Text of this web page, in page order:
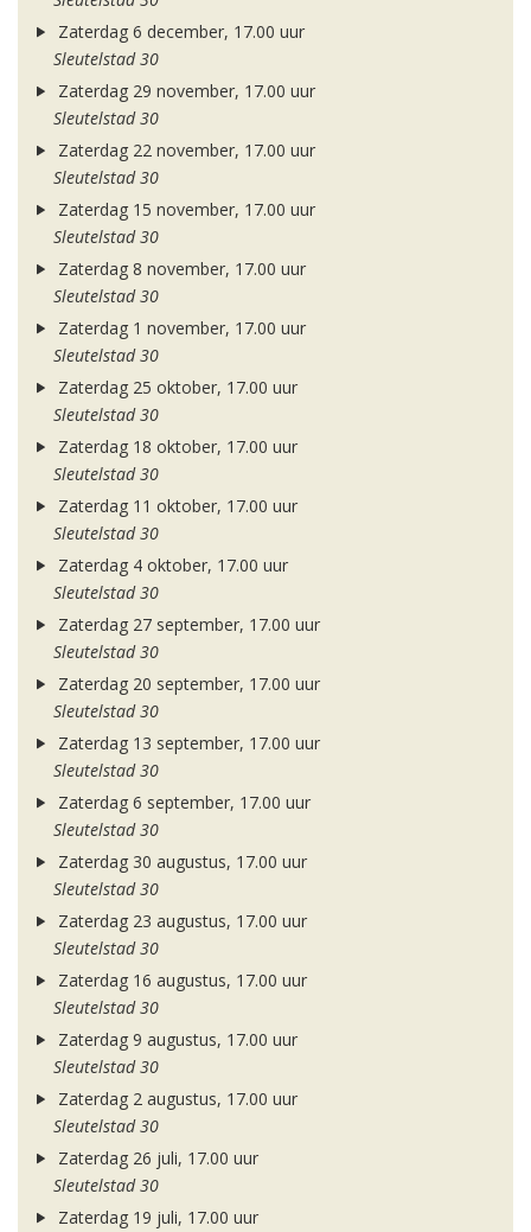
Zaterdag 6 december, 17.00 uur
Sleutelstad 30
Zaterdag 29 november, 17.00 uur
Sleutelstad 30
Zaterdag 22 november, 17.00 uur
Sleutelstad 30
Zaterdag 15 november, 17.00 uur
Sleutelstad 30
Zaterdag 8 november, 17.00 uur
Sleutelstad 30
Zaterdag 1 november, 17.00 uur
Sleutelstad 30
Zaterdag 25 oktober, 17.00 uur
Sleutelstad 30
Zaterdag 18 oktober, 17.00 uur
Sleutelstad 30
Zaterdag 11 oktober, 17.00 uur
Sleutelstad 30
Zaterdag 4 oktober, 17.00 uur
Sleutelstad 30
Zaterdag 27 september, 17.00 uur
Sleutelstad 30
Zaterdag 20 september, 17.00 uur
Sleutelstad 30
Zaterdag 13 september, 17.00 uur
Sleutelstad 30
Zaterdag 6 september, 17.00 uur
Sleutelstad 30
Zaterdag 30 augustus, 17.00 uur
Sleutelstad 30
Zaterdag 23 augustus, 17.00 uur
Sleutelstad 30
Zaterdag 16 augustus, 17.00 uur
Sleutelstad 30
Zaterdag 9 augustus, 17.00 uur
Sleutelstad 30
Zaterdag 2 augustus, 17.00 uur
Sleutelstad 30
Zaterdag 26 juli, 17.00 uur
Sleutelstad 30
Zaterdag 19 juli, 17.00 uur